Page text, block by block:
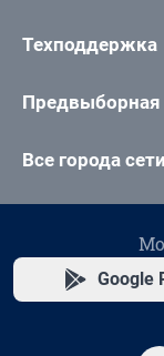
Техподдержка
Предвыборная
Все города сети
Google